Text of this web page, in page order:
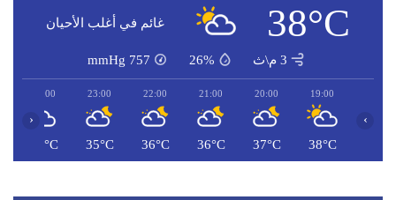
38°C غائم في أغلب الأحيان
3 م\ث 26%
757
mmHg
19:00
38°C
20:00
37°C
21:00
36°C
22:00
36°C
23:00
35°C
00:00
35°C
‹ ›